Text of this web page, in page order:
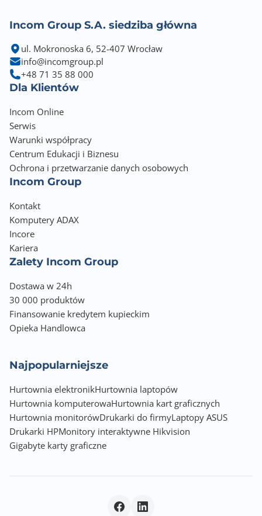
Incom Group S.A. siedziba główna
ul. Mokronoska 6, 52-407 Wrocław
info@incomgroup.pl
+48 71 35 88 000
Dla Klientów
Incom Online
Serwis
Warunki współpracy
Centrum Edukacji i Biznesu
Ochrona i przetwarzanie danych osobowych
Incom Group
Kontakt
Komputery ADAX
Incore
Kariera
Zalety Incom Group
Dostawa w 24h
30 000 produktów
Finansowanie kredytem kupieckim
Opieka Handlowca
Najpopularniejsze
Hurtownia elektronikHurtownia laptopów
Hurtownia komputerowaHurtownia kart graficznych
Hurtownia monitorówDrukarki do firmyLaptopy ASUS
Drukarki HPMonitory interaktywne Hikvision
Gigabyte karty graficzne